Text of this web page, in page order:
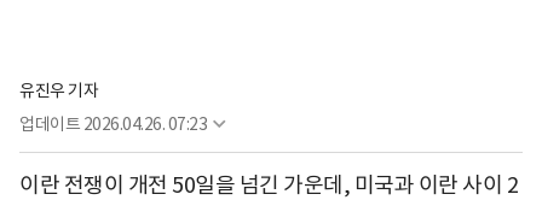
유진우 기자
업데이트 2026.04.26. 07:23
이란 전쟁이 개전 50일을 넘긴 가운데, 미국과 이란 사이 2